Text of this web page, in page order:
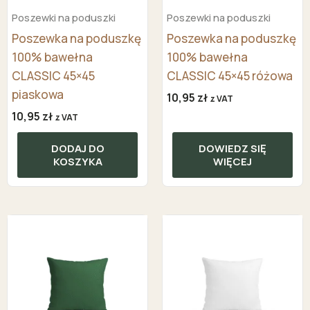
Poszewki na poduszki
Poszewka na poduszkę
100% bawełna
CLASSIC 45×45
piaskowa
10,95 zł z VAT
DODAJ DO
KOSZYKA
Poszewki na poduszki
Poszewka na poduszkę
100% bawełna
CLASSIC 45×45 różowa
10,95 zł z VAT
DOWIEDZ SIĘ
WIĘCEJ